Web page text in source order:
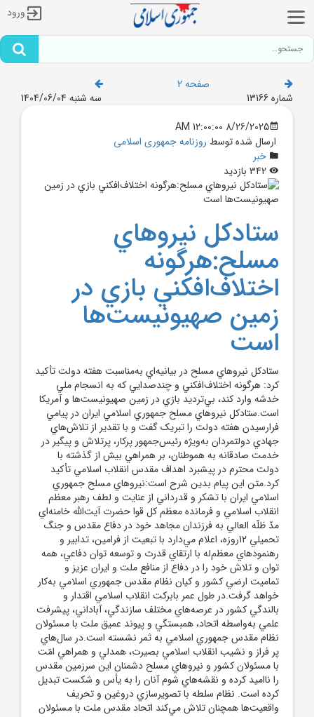
ورود
صفحه 2
شماره 13166
سه شنبه 1404/06/04
8/26/2025 12:00:00 AM
ارسال شده توسط روزنامه جمهوری اسلامی
خبر
ستادکل نيروهاي
مسلح:هرگونه
اختلاف‌افکني بازي در
زمين صهيونيست‌ها
است
ستادکل نيروهاي مسلح در بيانيه‌اي به‌مناسبت هفته دولت تأکيد
کرد: هرگونه اختلاف‌افکني و چندصدايي که به انسجام ملي
خدشه وارد کند، بي‌ترديد بازي در زمين صهيونيست‌ها و آمريکا
است.ستادکل نيروهاي مسلح جمهوري اسلامي ايران در پيامي
فرارسيدن هفته دولت را تبريک گفت و با تقدير از تلاش‌هاي
جهادي دولتمردان به‌ويژه رئيس‌جمهور پرکار، پرتلاش و پيگير در
خدمت صادقانه به هموطنان، بر همراهي بيش از گذشته با
دولت محترم در پيشبرد اهداف مقدس انقلاب اسلامي تأکيد
کرد.متن اين پيام بدين شرح است:نيروهاي مسلح جمهوري
اسلامي ايران با تشکر و قدرداني از عنايت و لطف رهبر معظم
انقلاب اسلامي و فرمانده معظم کل قوا حضرت آيت‌الله خامنه‌اي
مدّ ظلّه العالي به فرزندان مجاهد خود در دفاع مقدس و جنگ
تحميلي 12روزه، اعلام مي‌دارد با تبعيت از فرامين، تدابير و
رهنمودهاي معظم‌له با ارتقاي قدرت و توسعه توان دفاعي، همه
توان و تلاش خود را در دفاع از منافع ملت و ايران عزيز و
تماميت ارضي کشور و کيان نظام مقدس جمهوري اسلامي به‌کار
خواهد گرفت.در طول عمر بابرکت انقلاب اسلامي اقتدار و
بالندگي کشور در عرصه‌هاي مختلف سازندگي، آباداني، پيشرفت
علمي به‌واسطه اتحاد، همبستگي و پيوند عميق ملت با مسئولان
نظام مقدس جمهوري اسلامي به ثمر نشسته است.در سال‌هاي
پر فراز و نشيب انقلاب اسلامي بصيرت، همدلي و همراهي امّت
با مسئولان کشور و نيروهاي مسلح دشمنان اين سرزمين مقدس
را نااميد کرده و نقشه‌هاي شوم آنان را به يأس و شکست تبديل
کرده است. نظام سلطه با تصويرسازي دروغين و تحريف
واقعيت‌ها همچنان تلاش مي‌کند اتحاد مقدس ملت با مسئولان